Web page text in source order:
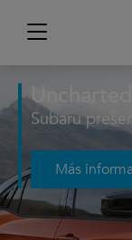
Subaru
Más